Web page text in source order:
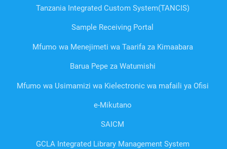
Tanzania Integrated Custom System(TANCIS)
Sample Receiving Portal
Mfumo wa Menejimeti wa Taarifa za Kimaabara
Barua Pepe za Watumishi
Mfumo wa Usimamizi wa Kielectronic wa mafaili ya Ofisi
e-Mikutano
SAICM
GCLA Integrated Library Management System